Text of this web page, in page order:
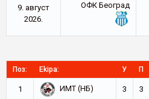
9. август
2026.
ОФК Београд
Поз: Ekipa: У П
1 ИМТ (НБ) 3 3